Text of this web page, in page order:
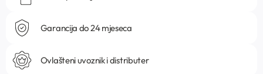
Garancija do 24 mjeseca
Ovlašteni uvoznik i distributer